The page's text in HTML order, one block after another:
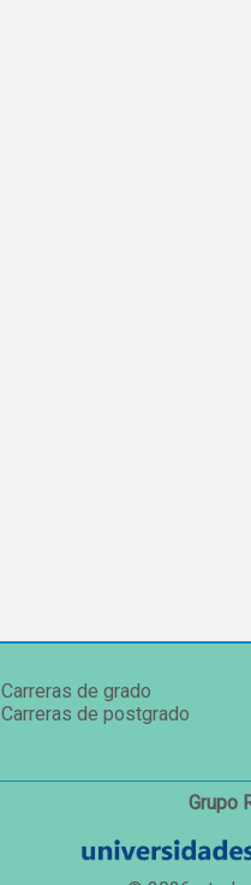
Carreras de grado
Carreras de postgrado
Grupo